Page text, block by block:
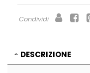
Condividi
DESCRIZIONE